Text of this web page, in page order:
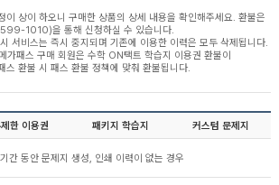
이 상이 하오니 구매한 상품의 상세 내용을 확인해주세요. 환불은
1010)을 통해 신청하실 수 있습니다.
서비스는 즉시 중지되며 기존에 이용한 이력은 모두 삭제됩니다.
패스 구매 회원은 수학 ON택트 학습지 이용권 환불이
스 환불 시 패스 환불 정책에 맞춰 환불됩니다.
한 이용권 패키지 학습지 커스텀 문제지
간 동안 문제지 생성, 인쇄 이력이 없는 경우